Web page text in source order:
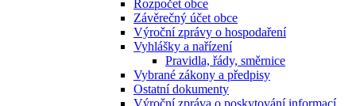
Rozpočet obce
Závěrečný účet obce
Výroční zprávy o hospodaření
Vyhlášky a nařízení
Pravidla, řády, směrnice
Vybrané zákony a předpisy
Ostatní dokumenty
Výroční zpráva o poskytování informací